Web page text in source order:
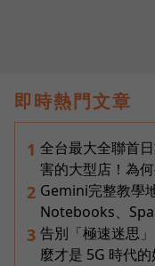
即時熱門文章
1 全台最大全聯首
害的大型店！為
2 Gemini完整教學
Notebooks、
3 告別「極速迷思
麼才是 5G 時代的